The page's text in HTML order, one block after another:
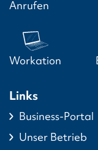
Anrufen
Workation
Links
Business-Portal
Unser Betrieb